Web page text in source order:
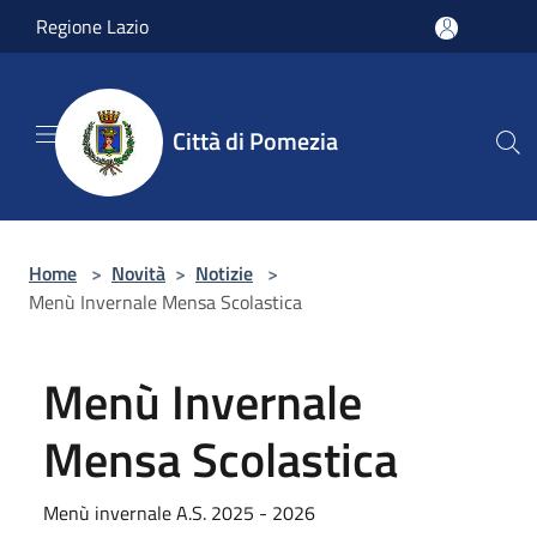
Salta al contenuto principale
Regione Lazio
Città di Pomezia
Home > Novità > Notizie >
Menù Invernale Mensa Scolastica
Menù Invernale
Mensa Scolastica
Menù invernale A.S. 2025 - 2026